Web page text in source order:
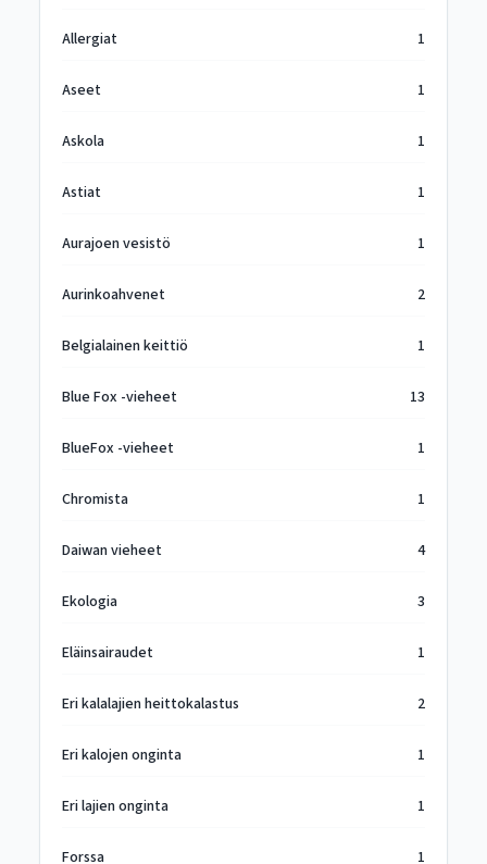
Allergiat 1
Aseet 1
Askola 1
Astiat 1
Aurajoen vesistö 1
Aurinkoahvenet 2
Belgialainen keittiö 1
Blue Fox -vieheet 13
BlueFox -vieheet 1
Chromista 1
Daiwan vieheet 4
Ekologia 3
Eläinsairaudet 1
Eri kalalajien heittokalastus 2
Eri kalojen onginta 1
Eri lajien onginta 1
Forssa 1